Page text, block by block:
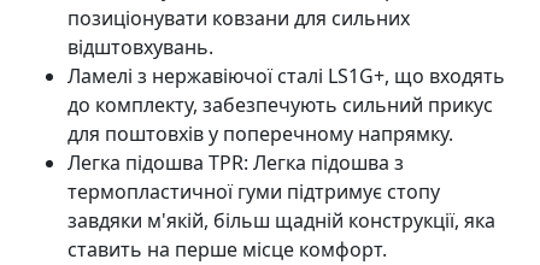
позиціонувати ковзани для сильних
відштовхувань.
Ламелі з нержавіючої сталі LS1G+, що входять
до комплекту, забезпечують сильний прикус
для поштовхів у поперечному напрямку.
Легка підошва TPR: Легка підошва з
термопластичної гуми підтримує стопу
завдяки м'якій, більш щадній конструкції, яка
ставить на перше місце комфорт.